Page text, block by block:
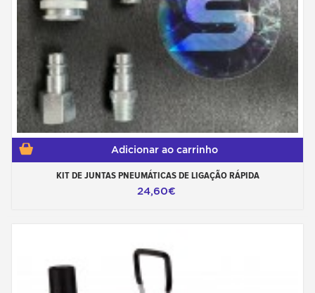
Adicionar ao carrinho
KIT DE JUNTAS PNEUMÁTICAS DE LIGAÇÃO RÁPIDA
24,60€